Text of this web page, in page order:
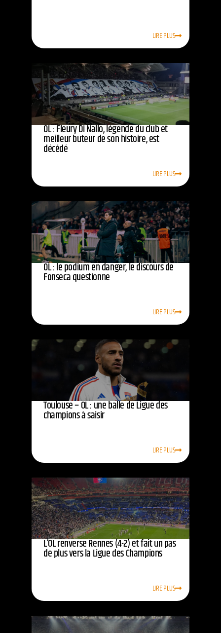
LIRE PLUS
OL : Fleury Di Nallo, légende du club et
meilleur buteur de son histoire, est
décédé
LIRE PLUS
OL : le podium en danger, le discours de
Fonseca questionne
LIRE PLUS
Toulouse – OL : une balle de Ligue des
champions à saisir
LIRE PLUS
L’OL renverse Rennes (4-2) et fait un pas
de plus vers la Ligue des Champions
LIRE PLUS